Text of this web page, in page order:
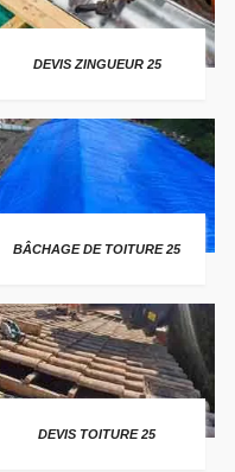
DEVIS ZINGUEUR 25
BÂCHAGE DE TOITURE 25
DEVIS TOITURE 25